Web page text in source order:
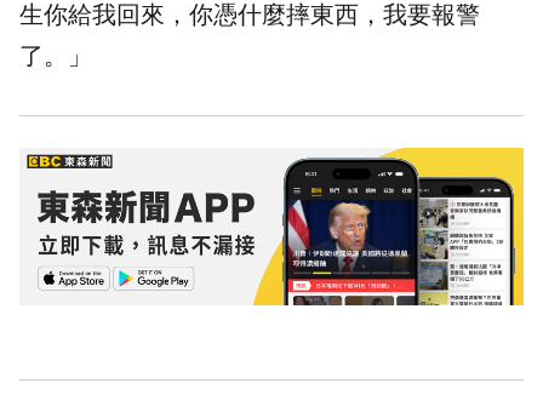
生你給我回來，你憑什麼摔東西，我要報警
了。」